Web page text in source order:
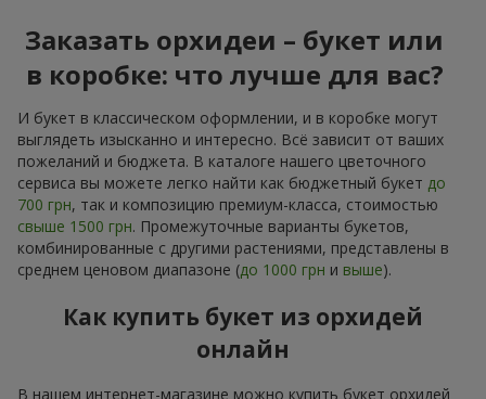
Заказать орхидеи – букет или
в коробке: что лучше для вас?
И букет в классическом оформлении, и в коробке могут
выглядеть изысканно и интересно. Всё зависит от ваших
пожеланий и бюджета. В каталоге нашего цветочного
сервиса вы можете легко найти как бюджетный букет до
700 грн, так и композицию премиум-класса, стоимостью
свыше 1500 грн. Промежуточные варианты букетов,
комбинированные с другими растениями, представлены в
среднем ценовом диапазоне (до 1000 грн и выше).
Как купить букет из орхидей
онлайн
В нашем интернет-магазине можно купить букет орхидей